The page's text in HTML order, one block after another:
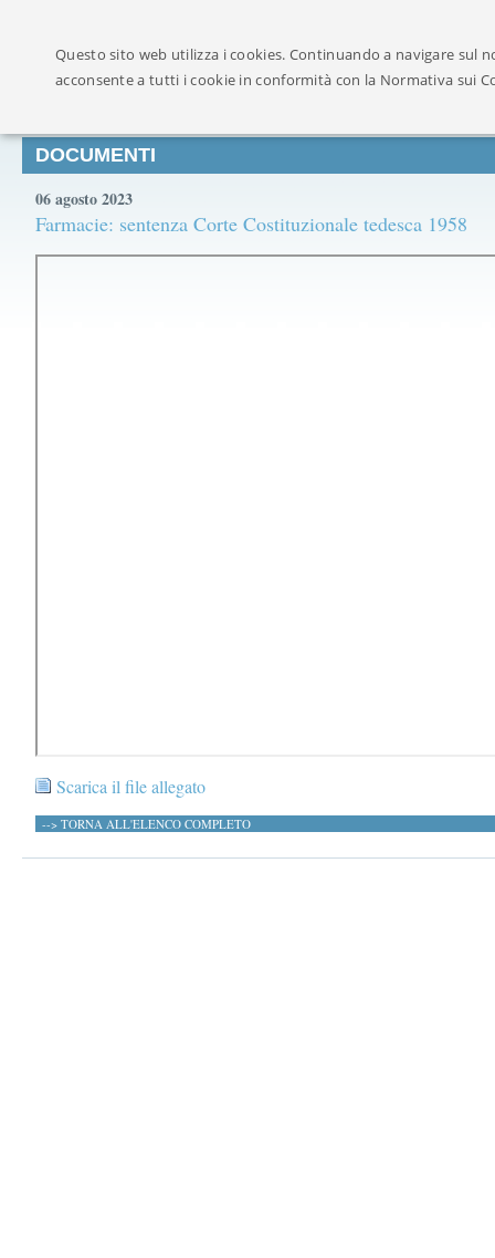
DOCUMENTI
06 agosto 2023
Farmacie: sentenza Corte Costituzionale tedesca 1958
Scarica il file allegato
--> TORNA ALL'ELENCO COMPLETO
Questo sito web utilizza i cookies. Continuando a navigare sul
acconsente a tutti i cookie in conformità con la Normativa sui